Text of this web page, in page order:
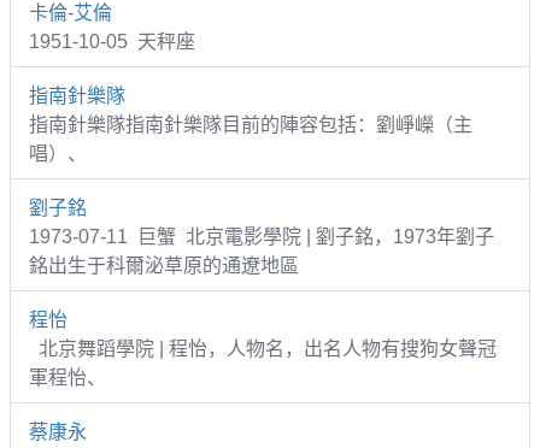
卡倫-艾倫
1951-10-05 天秤座
指南針樂隊
指南針樂隊指南針樂隊目前的陣容包括：劉崢嶸（主
唱）、
劉子銘
1973-07-11 巨蟹 北京電影學院 | 劉子銘，1973年劉子
銘出生于科爾泌草原的通遼地區
程怡
北京舞蹈學院 | 程怡，人物名，出名人物有搜狗女聲冠
軍程怡、
蔡康永